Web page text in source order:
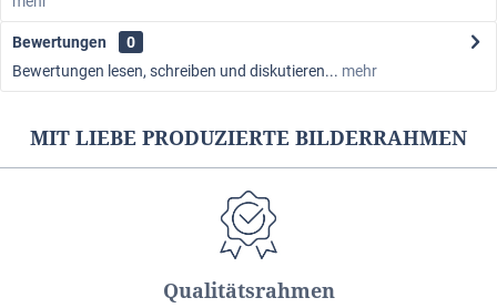
Bewertungen
0
Bewertungen lesen, schreiben und diskutieren... mehr
MIT LIEBE PRODUZIERTE BILDERRAHMEN
Qualitätsrahmen